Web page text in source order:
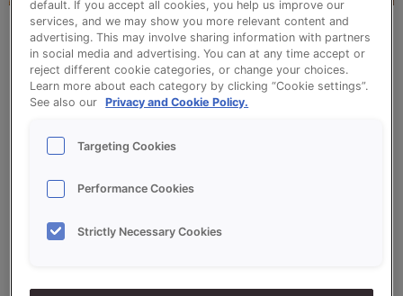
Zoet en fruitige
Als je aan de zomer denkt, denk je aan fruit. En
gevuld met vers zomerfruit? Met de
Yoghurtbombe
enZomerfruitbrioche
een handomdraai de smaken van de zomer naar
jouw winkels. Bestrooi de brioche eventueel met
default. If you accept all cookies, you help us improve our
services, and we may show you more relevant content and
advertising. This may involve sharing information with partners
in social media and advertising. You can at any time accept or
reject different cookie categories, or change your choices.
Learn more about each category by clicking “Cookie settings”.
See also our
Privacy and Cookie Policy.
Targeting Cookies
Performance Cookies
Strictly Necessary Cookies